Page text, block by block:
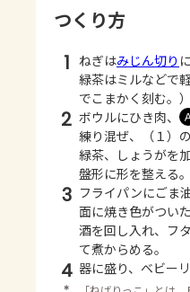
つくり方
1 ねぎはみじん切り
緑茶はミルなどで
でこまかく刻む。）
2 ボウルにひき肉、
練り混ぜ、（１）
緑茶、しょうがを
盤形に形を整える。
3 フライパンにごま
面に焼き色がついた
酒を回し入れ、フ
て煮からめる。
4 器に盛り、ベビー
＊